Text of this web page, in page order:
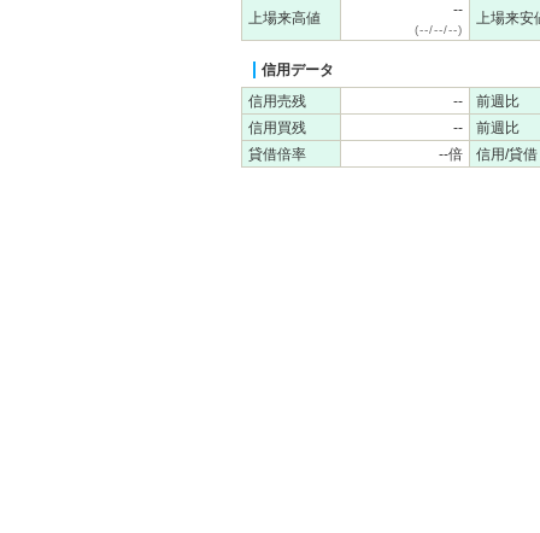
上場来高値 --
(--/--/--)
上場来安
信用データ
信用売残
--
前週比
信用買残
--
前週比
貸借倍率
--倍 信用/貸借